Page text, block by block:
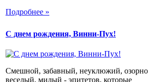
Подробнее »
С днем рождения, Винни-Пух!
Смешной, забавный, неуклюжий,
веселый, милый - эпитетов, которые